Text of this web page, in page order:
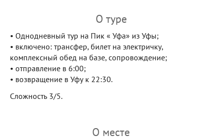
О туре
• Однодневный тур на Пик « Уфа» из Уфы;
• включено: трансфер, билет на электричку,
комплексный обед на базе, сопровождение;
• отправление в 6:00;
• возвращение в Уфу к 22:30.
Сложность 3/5.
О месте